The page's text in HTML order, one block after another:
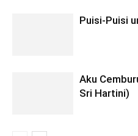
Puisi-Puisi
Aku
Sri Hartini)